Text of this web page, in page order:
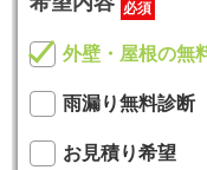
必須
外壁・屋根の無
雨漏り無料診断
お見積り希望